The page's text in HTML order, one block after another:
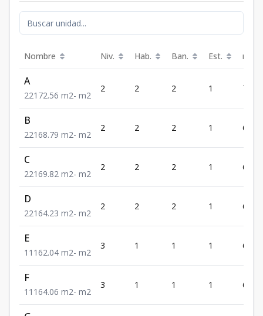
Nombre Niv. Hab. Ban. Est. m²
A
221 72.56 m2- m2
2 2 2 1 72.56
B
221 68.79 m2- m2
2 2 2 1 68.79
C
221 69.82 m2- m2
2 2 2 1 69.82
D
221 64.23 m2- m2
2 2 2 1 64.23
E
1 1 1 62.04 m2- m2
3 1 1 1 62.04
F
1 1 1 64.06 m2- m2
3 1 1 1 64.06